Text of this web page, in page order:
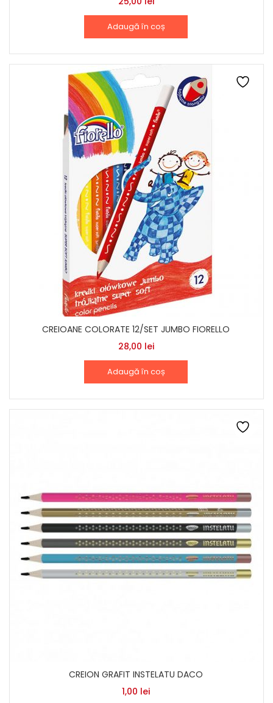
Adaugă în coș
CREIOANE COLORATE 12/SET JUMBO FIORELLO
28,00 lei
Adaugă în coș
CREION GRAFIT INSTELATU DACO
1,00 lei